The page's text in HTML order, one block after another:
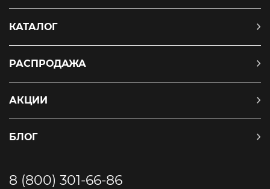
КАТАЛОГ
РАСПРОДАЖА
АКЦИИ
БЛОГ
8 (800) 301-66-86